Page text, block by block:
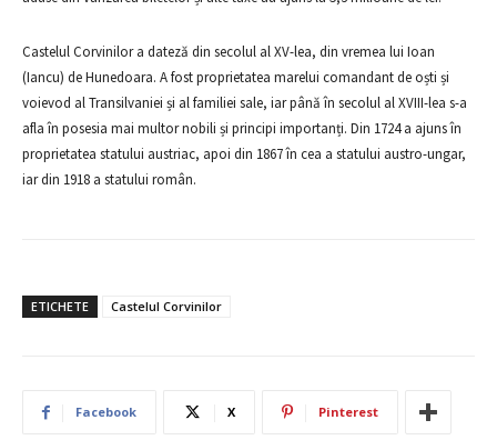
Castelul Corvinilor a dateză din secolul al XV-lea, din vremea lui Ioan
(Iancu) de Hunedoara. A fost proprietatea marelui comandant de oști și
voievod al Transilvaniei și al familiei sale, iar până în secolul al XVIII-lea s-a
afla în posesia mai multor nobili și principi importanți. Din 1724 a ajuns în
proprietatea statului austriac, apoi din 1867 în cea a statului austro-ungar,
iar din 1918 a statului român.
ETICHETE Castelul Corvinilor
Facebook X Pinterest